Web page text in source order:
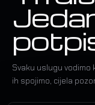
Svaku uslugu
ih spojimo, cijela